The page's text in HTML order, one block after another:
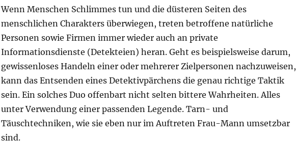
Wenn Menschen Schlimmes tun und die düsteren Seiten des
menschlichen Charakters überwiegen, treten betroffene natürliche
Personen sowie Firmen immer wieder auch an private
Informationsdienste (Detekteien) heran. Geht es beispielsweise darum,
gewissenloses Handeln einer oder mehrerer Zielpersonen nachzuweisen,
kann das Entsenden eines Detektivpärchens die genau richtige Taktik
sein. Ein solches Duo offenbart nicht selten bittere Wahrheiten. Alles
unter Verwendung einer passenden Legende. Tarn- und
Täuschtechniken, wie sie eben nur im Auftreten Frau-Mann umsetzbar
sind.